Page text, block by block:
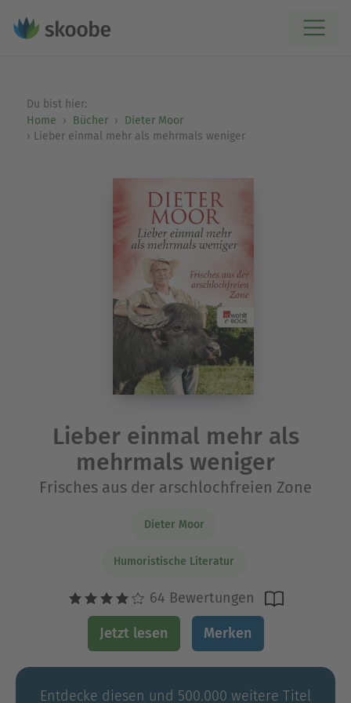
Du bist hier:
Home
Bücher
Dieter Moor
Lieber einmal mehr als mehrmals weniger
Lieber einmal mehr als
mehrmals weniger
Frisches aus der arschlochfreien Zone
Dieter Moor
Humoristische Literatur
64 Bewertungen
Jetzt lesen Merken
Entdecke diesen und 500.000 weitere Titel